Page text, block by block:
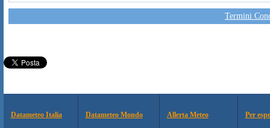
Termini
Datameteo Italia Datameteo Mondo Allerta Meteo Per